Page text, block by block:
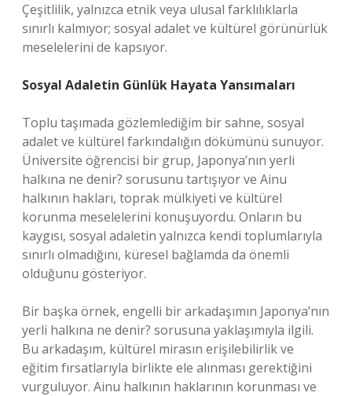
Çeşitlilik, yalnızca etnik veya ulusal farklılıklarla
sınırlı kalmıyor; sosyal adalet ve kültürel görünürlük
meselelerini de kapsıyor.
Sosyal Adaletin Günlük Hayata Yansımaları
Toplu taşımada gözlemlediğim bir sahne, sosyal
adalet ve kültürel farkındalığın dökümünü sunuyor.
Üniversite öğrencisi bir grup, Japonya’nın yerli
halkına ne denir? sorusunu tartışıyor ve Ainu
halkının hakları, toprak mülkiyeti ve kültürel
korunma meselelerini konuşuyordu. Onların bu
kaygısı, sosyal adaletin yalnızca kendi toplumlarıyla
sınırlı olmadığını, küresel bağlamda da önemli
olduğunu gösteriyor.
Bir başka örnek, engelli bir arkadaşımın Japonya’nın
yerli halkına ne denir? sorusuna yaklaşımıyla ilgili.
Bu arkadaşım, kültürel mirasın erişilebilirlik ve
eğitim fırsatlarıyla birlikte ele alınması gerektiğini
vurguluyor. Ainu halkının haklarının korunması ve